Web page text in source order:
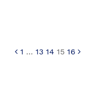
1 … 13 14 15 16